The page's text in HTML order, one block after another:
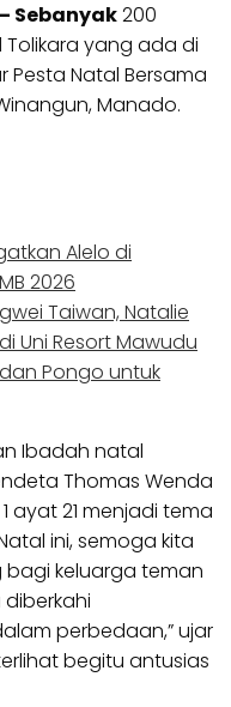
– Sebanyak200
yang ada di
Natal Bersama
Manado.
Alelo di
2026
Taiwan, Natalie
Uni Resort Mawudu
dan Pongo untuk
Ibadah natal
Thomas Wenda
ayat 21 menjadi tema
ini, semoga kita
keluarga teman
perbedaan,” ujar
begitu antusias